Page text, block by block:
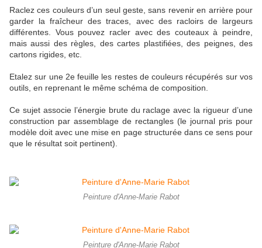
Raclez ces couleurs d’un seul geste, sans revenir en arrière pour
garder la fraîcheur des traces, avec des racloirs de largeurs
différentes. Vous pouvez racler avec des couteaux à peindre,
mais aussi des règles, des cartes plastifiées, des peignes, des
cartons rigides, etc.
Etalez sur une 2e feuille les restes de couleurs récupérés sur vos
outils, en reprenant le même schéma de composition.
Ce sujet associe l’énergie brute du raclage avec la rigueur d’une
construction par assemblage de rectangles (le journal pris pour
modèle doit avec une mise en page structurée dans ce sens pour
que le résultat soit pertinent).
Peinture d'Anne-Marie Rabot
Peinture d'Anne-Marie Rabot